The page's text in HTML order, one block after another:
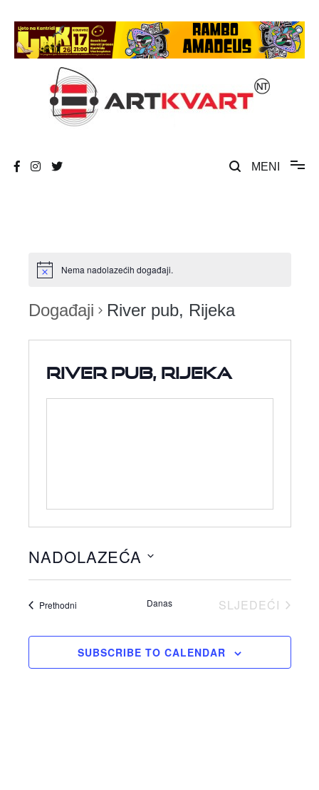
content
MENI
Nema nadolazećih događaji.
Događaji River pub, Rijeka
River pub, Rijeka
NADOLAZEĆA
PrethodniDogađaji Danas
SLJEDEĆI
SUBSCRIBE TO CALENDAR